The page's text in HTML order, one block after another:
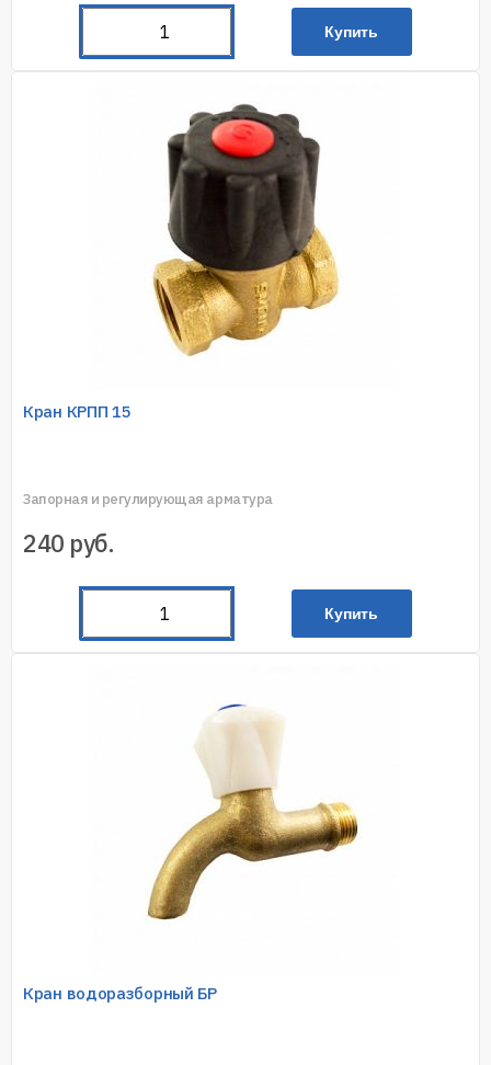
Купить
Кран КРПП 15
Запорная и регулирующая арматура
240 руб.
Купить
Кран водоразборный БР